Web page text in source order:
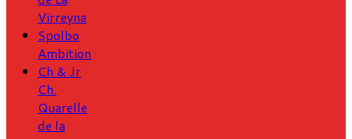
Virreyna
Spolbo
Ambition
Ch & Jr
Ch.
Quarelle
de la